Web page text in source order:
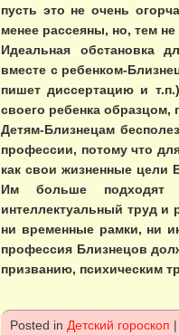
пусть это не очень
менее рассеяны, но, тем
Идеальная обстановка
вместе с ребенком-
пишет диссертацию и
своего ребенка образцом,
Детям-Близнецам
профессии, потому что
как свои жизненные цели
Им больше подходят
интеллектуальный труд и
ни временные рамки, ни
профессия Близнецов
призванию, психическим
Posted in Детский гороскоп |